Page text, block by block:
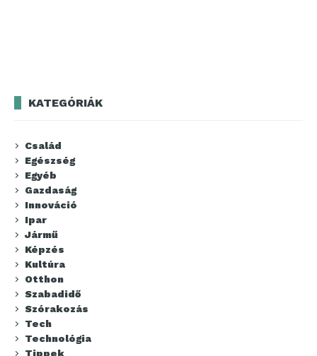
KATEGÓRIÁK
Család
Egészség
Egyéb
Gazdaság
Innováció
Ipar
Jármű
Képzés
Kultúra
Otthon
Szabadidő
Szórakozás
Tech
Technológia
Tippek